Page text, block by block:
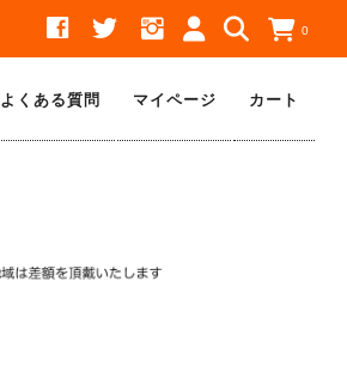
0
よくある質問 マイページ カート